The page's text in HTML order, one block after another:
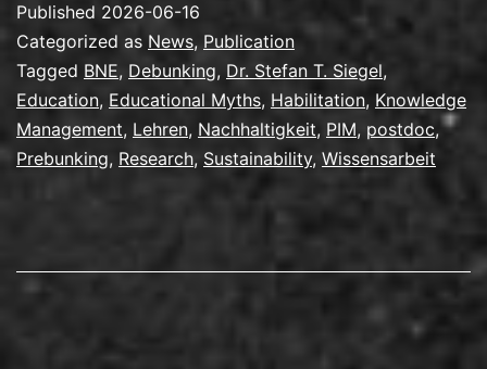
Published 2026-06-16
Categorized as News, Publication
Tagged BNE, Debunking, Dr. Stefan T. Siegel,
Education, Educational Myths, Habilitation, Knowledge
Management, Lehren, Nachhaltigkeit, PIM, postdoc,
Prebunking, Research, Sustainability, Wissensarbeit